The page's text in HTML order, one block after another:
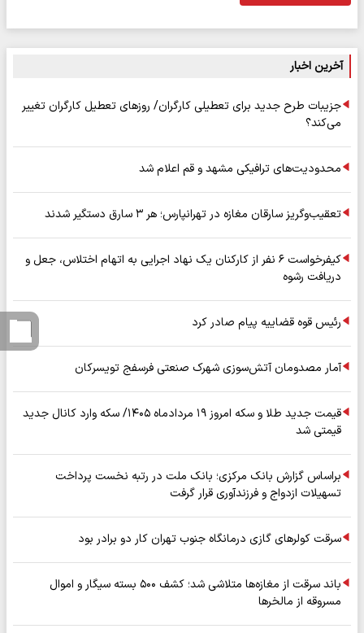
آخرین اخبار
جزیبات طرح جدید برای تعطیلی کارگران/ روزهای تعطیل کارگران تغییر
می‌کند؟
محدودیت‌های ترافیکی مشهد و قم اعلام شد
تعقیب‌وگریز سارقان مغازه در تهرانپارس؛ هر ۳ سارق دستگیر شدند
کیفرخواست ۶ نفر از کارکنان یک نهاد اجرایی به اتهام اختلاس، جعل و
دریافت رشوه
رئیس قوه قضاییه پیام صادر کرد
آمار مصدومان آتش‌سوزی شهرک صنعتی فرسفج تویسرکان
قیمت جدید طلا و سکه امروز ۱۹ مردادماه ۱۴۰۵/ سکه وارد کانال جدید
قیمتی شد
براساس گزارش بانک مرکزی؛ بانک ملت در رتبه نخست پرداخت
تسهیلات ازدواج و فرزندآوری قرار گرفت
سرقت کولرهای گازی درمانگاه جنوب تهران کار دو برادر بود
باند سرقت از مغازه‌ها متلاشی شد؛ کشف ۵۰۰ بسته سیگار و اموال
مسروقه از مالخرها